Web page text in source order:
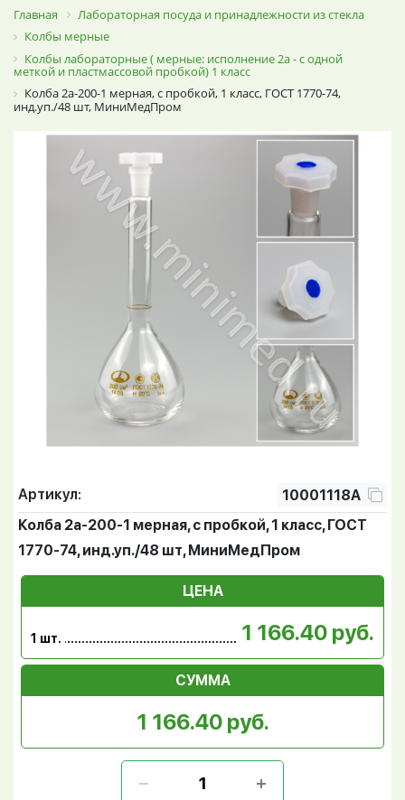
Главная
Лабораторная посуда и принадлежности из стекла
Колбы мерные
Колбы лабораторные ( мерные: исполнение 2а - с одной
меткой и пластмассовой пробкой) 1 класс
Колба 2а-200-1 мерная, с пробкой, 1 класс, ГОСТ 1770-74,
инд.уп./48 шт, МиниМедПром
Артикул:
10001118А
Колба 2а-200-1 мерная, с пробкой, 1 класс, ГОСТ
1770-74, инд.уп./48 шт, МиниМедПром
ЦЕНА
1 шт. 1 166.40 руб.
СУММА
1 166.40 руб.